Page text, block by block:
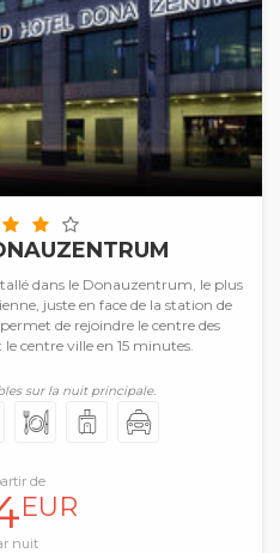
dans le Donauzentrum, le plus
juste en face de la station de
de rejoindre le centre des
centre ville en 15 minutes.
sur la nuit principale.
de
EUR
nuit